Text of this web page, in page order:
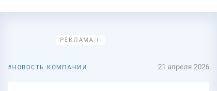
НОВОСТЬ КОМПАНИИ 21 апреля 2026